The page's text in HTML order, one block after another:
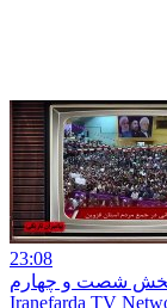
23:08
/ بخش شصت و چهارم
Iranefarda TV